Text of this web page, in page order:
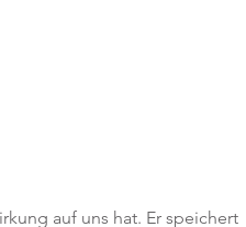
auf uns hat. Er speichert